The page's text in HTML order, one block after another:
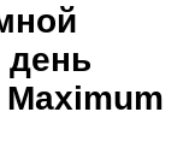
день